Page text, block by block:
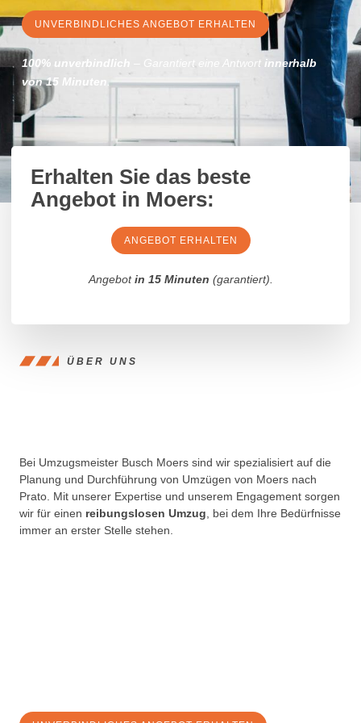
UNVERBINDLICHES ANGEBOT ERHALTEN
100% unverbindlich – Garantiert eine Antwort innerhalb
von 15 Minuten .
Erhalten Sie das beste
Angebot in Moers:
ANGEBOT ERHALTEN
Angebotin 15 Minuten (garantiert).
ÜBER UNS
Bei Umzugsmeister Busch Moers sind wir spezialisiert auf die
Planung und Durchführung von Umzügen von Moers nach
Prato. Mit unserer Expertise und unserem Engagement sorgen
wir für einen reibungslosen Umzug , bei dem Ihre Bedürfnisse
immer an erster Stelle stehen.